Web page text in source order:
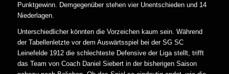
Punktgewinn. Demgegenüber stehen vier Unentschieden und 14
Niederlagen.
Unterschiedlicher könnten die Vorzeichen kaum sein. Während
der Tabellenletzte vor dem Auswärtsspiel bei der SG SC
Leinefelde 1912 die schlechteste Defensive der Liga stellt, trifft
das Team von Coach Daniel Siebert in der bisherigen Saison